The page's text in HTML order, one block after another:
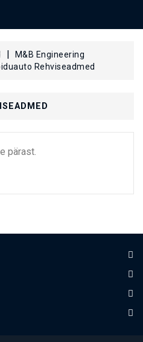
M&B Engineering
Rehviseadmed
pärast.